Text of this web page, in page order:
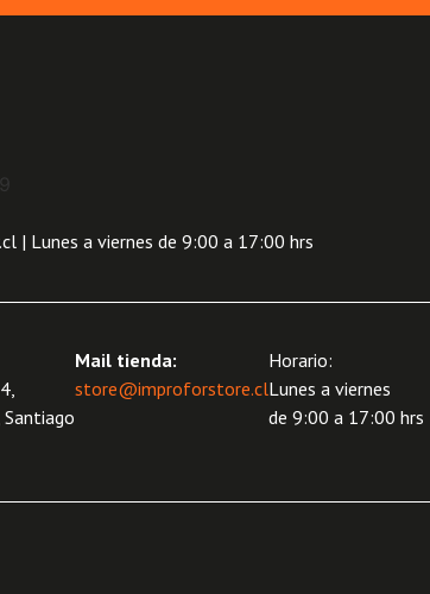
| Lunes a viernes de 9:00 a 17:00 hrs
Santiago
Mail tienda:
store@improforstore.cl
Horario:
Lunes a viernes
de 9:00 a 17:00 hrs